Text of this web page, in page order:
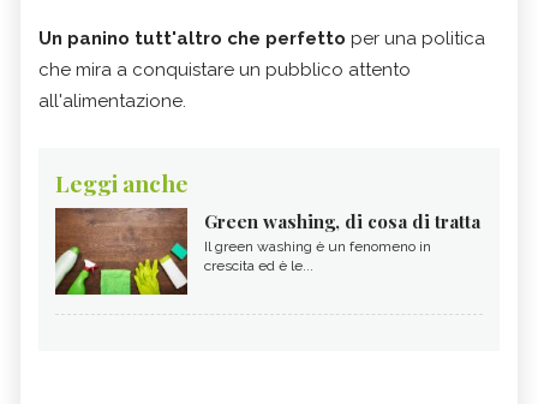
Un panino tutt'altro che perfetto per una politica
che mira a conquistare un pubblico attento
all'alimentazione.
Leggi anche
Green washing, di cosa di tratta
Il green washing è un fenomeno in
crescita ed è le...